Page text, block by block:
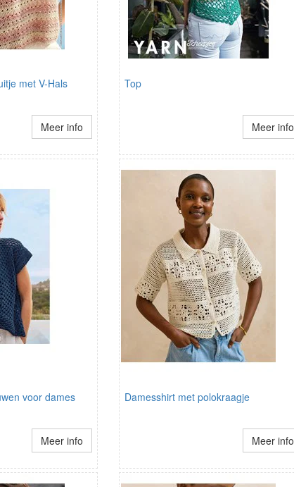
met V-Hals
Meer info
Top
Meer info
voor dames
Meer info
Damesshirt met polokraagje
Meer info